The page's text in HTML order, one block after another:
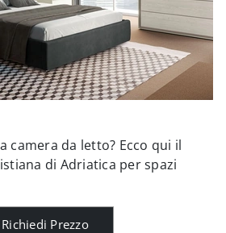
camera da letto? Ecco qui il
di Adriatica per spazi
Richiedi Prezzo